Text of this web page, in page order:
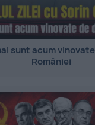
sunt acum
României